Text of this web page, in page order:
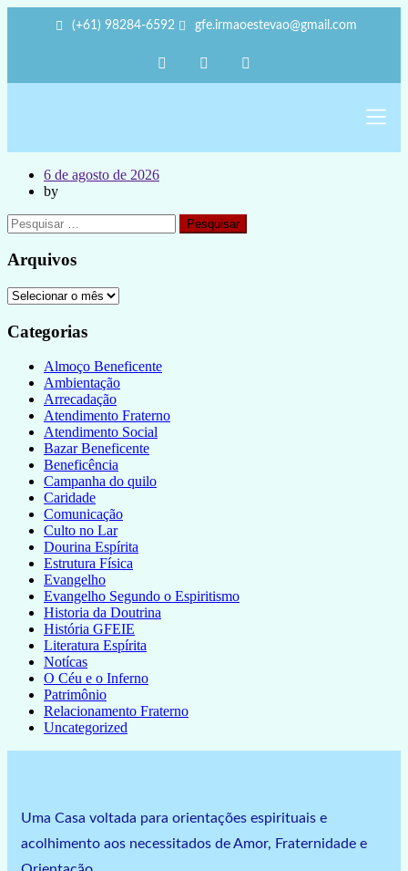
(+61) 98284-6592 gfe.irmaoestevao@gmail.com
6 de agosto de 2026
by
Arquivos
Categorias
Almoço Beneficente
Ambientação
Arrecadação
Atendimento Fraterno
Atendimento Social
Bazar Beneficente
Beneficência
Campanha do quilo
Caridade
Comunicação
Culto no Lar
Dourina Espírita
Estrutura Física
Evangelho
Evangelho Segundo o Espiritismo
Historia da Doutrina
História GFEIE
Literatura Espírita
Notícas
O Céu e o Inferno
Patrimônio
Relacionamento Fraterno
Uncategorized
Uma Casa voltada para orientações espirituais e
acolhimento aos necessitados de Amor, Fraternidade e